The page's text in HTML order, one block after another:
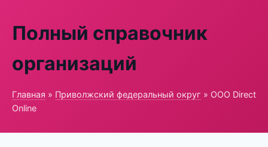
Полный справочник
организаций
Главная » Приволжский федеральный округ » ООО Direct
Online